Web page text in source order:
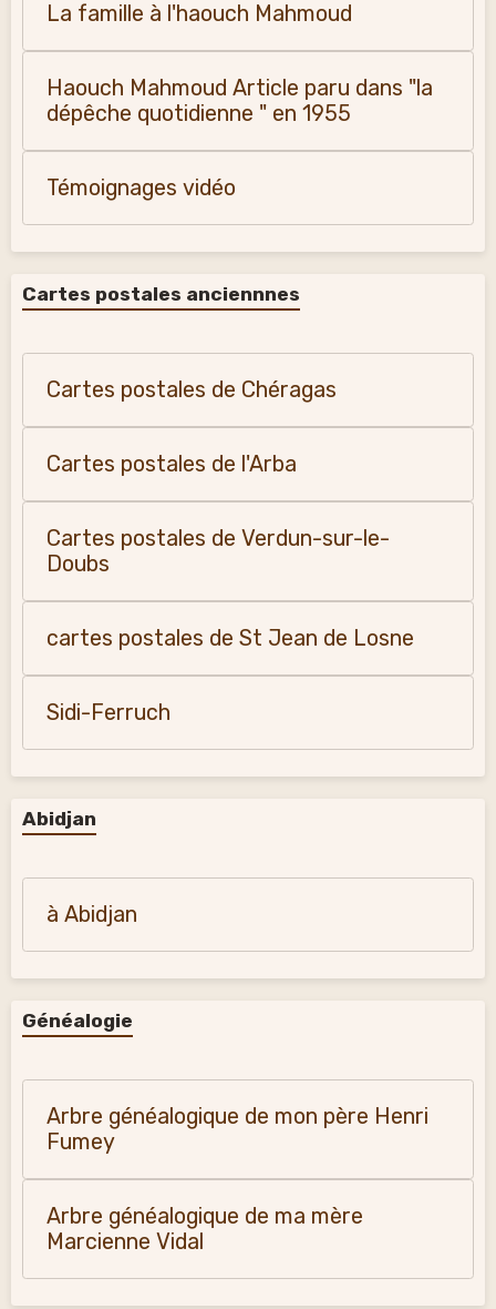
La famille à l'haouch Mahmoud
Haouch Mahmoud Article paru dans "la
dépêche quotidienne " en 1955
Témoignages vidéo
Cartes postales anciennnes
Cartes postales de Chéragas
Cartes postales de l'Arba
Cartes postales de Verdun-sur-le-
Doubs
cartes postales de St Jean de Losne
Sidi-Ferruch
Abidjan
à Abidjan
Généalogie
Arbre généalogique de mon père Henri
Fumey
Arbre généalogique de ma mère
Marcienne Vidal